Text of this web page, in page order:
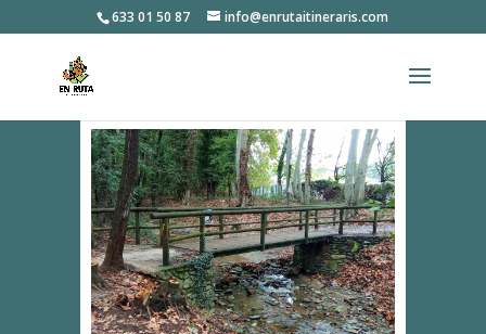
633 01 50 87 info@enrutaitineraris.com